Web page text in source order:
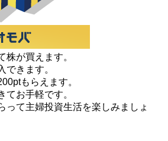
株が買えます。
できます。
もらえます。
てお手軽です。
って主婦投資生活を楽しみましょ